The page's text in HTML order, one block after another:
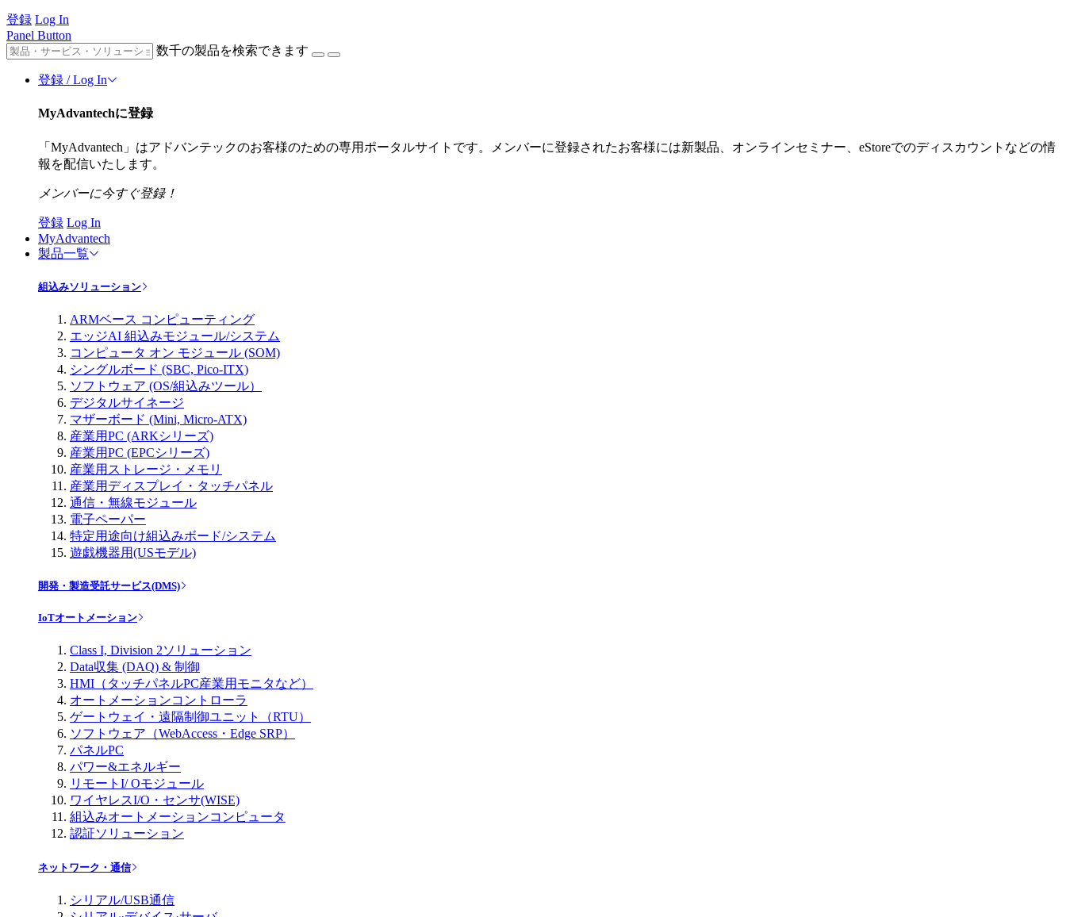
登録 Log In
Panel Button
数千の製品を検索できます
登録 / Log In
MyAdvantechに登録
「MyAdvantech」はアドバンテックのお客様のための専用ポータルサイトです。メンバーに登録されたお客様には新製品、オンラインセミナー、eStoreでのディスカウントなどの情
報を配信いたします。
メンバーに今すぐ登録！
登録 Log In
MyAdvantech
製品一覧
組込みソリューション
ARMベース コンピューティング
エッジAI 組込みモジュール/システム
コンピュータ オン モジュール (SOM)
シングルボード (SBC, Pico-ITX)
ソフトウェア (OS/組込みツール）
デジタルサイネージ
マザーボード (Mini, Micro-ATX)
産業用PC (ARKシリーズ)
産業用PC (EPCシリーズ)
産業用ストレージ・メモリ
産業用ディスプレイ・タッチパネル
通信・無線モジュール
電子ペーパー
特定用途向け組込みボード/システム
遊戯機器用(USモデル)
開発・製造受託サービス(DMS)
IoTオートメーション
Class I, Division 2ソリューション
Data収集 (DAQ) & 制御
HMI（タッチパネルPC産業用モニタなど）
オートメーションコントローラ
ゲートウェイ・遠隔制御ユニット（RTU）
ソフトウェア（WebAccess・Edge SRP）
パネルPC
パワー&エネルギー
リモートI/ Oモジュール
ワイヤレスI/O・センサ(WISE)
組込みオートメーションコンピュータ
認証ソリューション
ネットワーク・通信
シリアル/USB通信